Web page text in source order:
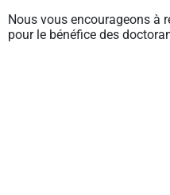
Nous vous encourageons à
pour le bénéfice des